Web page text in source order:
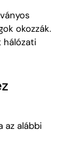
okozzák.
hálózati
az alábbi